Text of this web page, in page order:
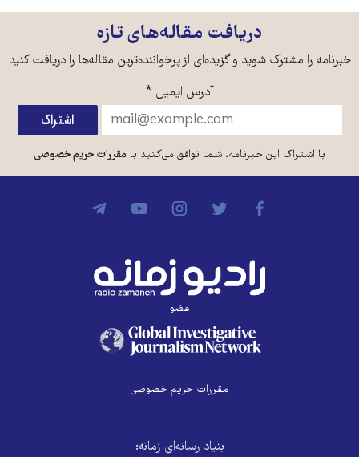
دریافت مقاله‌های تازه
خبرنامه را مشترک شوید و گزیده‌ای از پرخواننده‌ترین مقاله‌ها را دریافت کنید
آدرس ایمیل *
با اشتراک این خبرنامه، شما توافق می‌کنید بامقررات حریم خصوصی
عضو
مقررات حریم خصوصی
بنیاد رسانه‌ای زمانه: